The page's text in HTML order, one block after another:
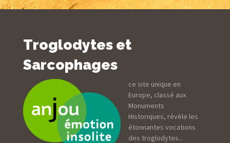
Troglodytes et
Sarcophages
ce site unique en
Europe, classé aux
Monuments
Historiques, révèle les
étonnantes vocations
des troglodytes...